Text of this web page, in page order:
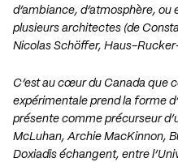
d’ambiance, d’atmosphère,
plusieurs architectes (de
Nicolas Schöffer, Haus-
C’est au cœur du Canada que
expérimentale prend la forme
présente comme précurseur
McLuhan, Archie MacKinnon,
Doxiadis échangent, entre